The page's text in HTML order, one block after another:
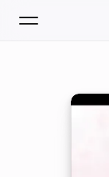
ホーム